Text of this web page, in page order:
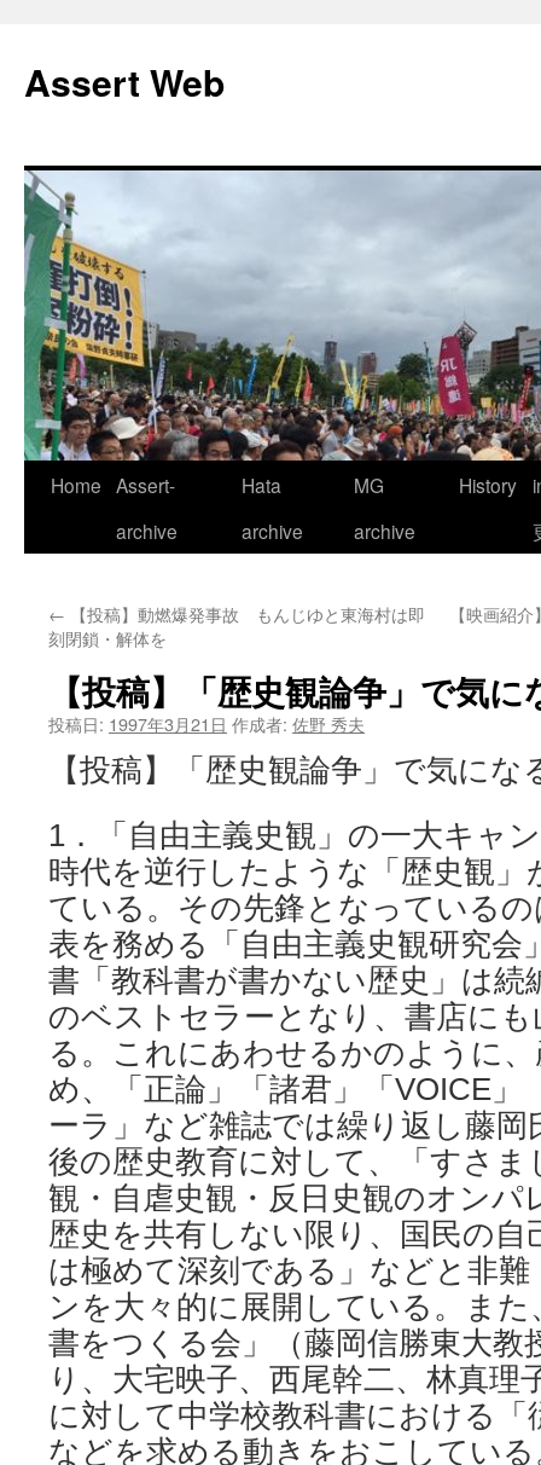
テ
ン
ス
キ
ッ
プ
Assert Web
Home Assert-
archive
Hata
archive
MG
archive
History
← 【投稿】動燃爆発事故 もんじゆと東海村は即
刻閉鎖・解体を
【映画紹
【投稿】「歴史観論争」で気
投稿日: 1997年3月21日 作成者: 佐野 秀夫
【投稿】「歴史観論争」で気にな
1．「自由主義史観」の一大キャ
時代を逆行したような「歴史観
ている。その先鋒となっている
表を務める「自由主義史観研究会
書「教科書が書かない歴史」は続
のベストセラーとなり、書店に
る。これにあわせるかのように
め、「正論」「諸君」「VOICE」
ーラ」など雑誌では繰り返し藤
後の歴史教育に対して、「すさ
観・自虐史観・反日史観のオンパ
歴史を共有しない限り、国民の自
は極めて深刻である」などと非
ンを大々的に展開している。ま
書をつくる会」（藤岡信勝東大教
り、大宅映子、西尾幹二、林真理
に対して中学校教科書における「
などを求める動きをおこしている